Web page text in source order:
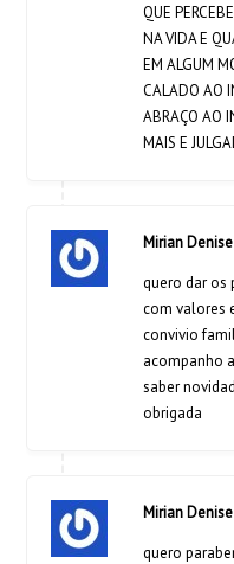
QUE
NA VIDA E
EM ALGUM
CALADO AO
ABRAÇO AO
MAIS E
Mirian
quero dar os
com valores
convivio
acompanho
saber
obrigada
Mirian
quero